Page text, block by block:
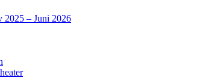
2025 – Juni 2026